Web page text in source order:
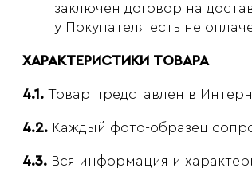
заключен договор на
у Покупателя есть не
ХАРАКТЕРИСТИКИ ТОВАРА
4.1. Товар представлен в
4.2. Каждый фото-образец
4.3. Вся информация и